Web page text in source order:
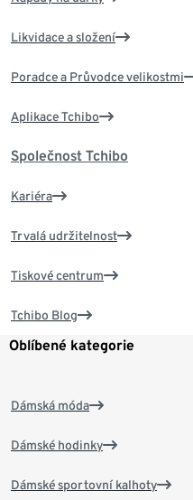
Likvidace a složení
Poradce a Průvodce velikostmi
Aplikace Tchibo
Společnost Tchibo
Kariéra
Trvalá udržitelnost
Tiskové centrum
Tchibo Blog
Oblíbené kategorie
Dámská móda
Dámské hodinky
Dámské sportovní kalhoty